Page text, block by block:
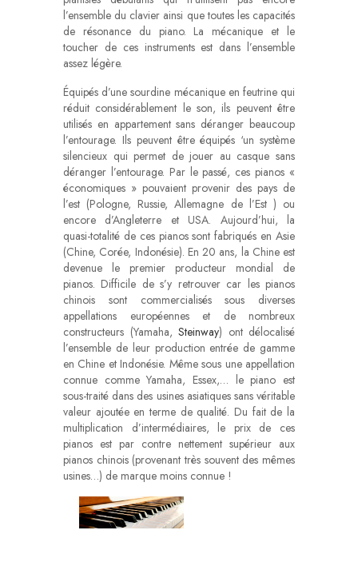
l’ensemble du clavier ainsi que toutes les capacités
de résonance du piano. La mécanique et le
toucher de ces instruments est dans l’ensemble
assez légère.
Équipés d’une sourdine mécanique en feutrine qui
réduit considérablement le son, ils peuvent être
utilisés en appartement sans déranger beaucoup
l’entourage. Ils peuvent être équipés ‘un système
silencieux qui permet de jouer au casque sans
déranger l’entourage. Par le passé, ces pianos «
économiques » pouvaient provenir des pays de
l’est (Pologne, Russie, Allemagne de l’Est ) ou
encore d’Angleterre et USA. Aujourd’hui, la
quasi-totalité de ces pianos sont fabriqués en Asie
(Chine, Corée, Indonésie). En 20 ans, la Chine est
devenue le premier producteur mondial de
pianos. Difficile de s’y retrouver car les pianos
chinois sont commercialisés sous diverses
appellations européennes et de nombreux
constructeurs (Yamaha, Steinway) ont délocalisé
l’ensemble de leur production entrée de gamme
en Chine et Indonésie. Même sous une appellation
connue comme Yamaha, Essex,… le piano est
sous-traité dans des usines asiatiques sans véritable
valeur ajoutée en terme de qualité. Du fait de la
multiplication d’intermédiaires, le prix de ces
pianos est par contre nettement supérieur aux
pianos chinois (provenant très souvent des mêmes
usines…) de marque moins connue !